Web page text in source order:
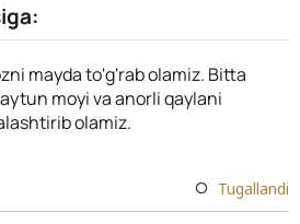
mayda to'g'rab olamiz. Bitta
moyi va anorli qaylani
olamiz.
Tugallandi